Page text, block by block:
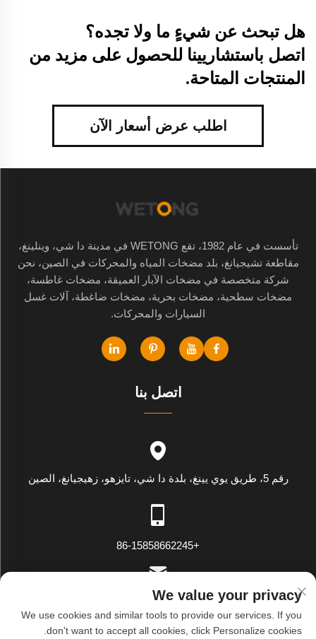
هل تبحث عن شيءٍ ما ولا تجده؟
اتصل باستشاريينا للحصول على مزيد من
المنتجات المتاحة.
اطلب عرض أسعار الآن
تأسست في عام 1982، تقع WETONG في مدينة دا شي، وينلينغ،
مقاطعة تشيجيانغ، بلد مضخات المياه والمحركات في الصين، نحن
شركة متخصصة في مضخات الآبار العميقة، مضخات غاطسة،
مضخات سطحية، مضخات بحرية، مضخات ضاغطة، آلات غسل
السيارات والمحركات.
اتصل بنا
رقم 5، طريق يوي يينغ، بلدة دا شي، تايزهو، زهيجيانغ، الصين
+86-15858662245
[email protected]
We value your privacy
We use cookies and similar tools to provide our services. If you
don't want to accept all cookies, click Personalize cookies.